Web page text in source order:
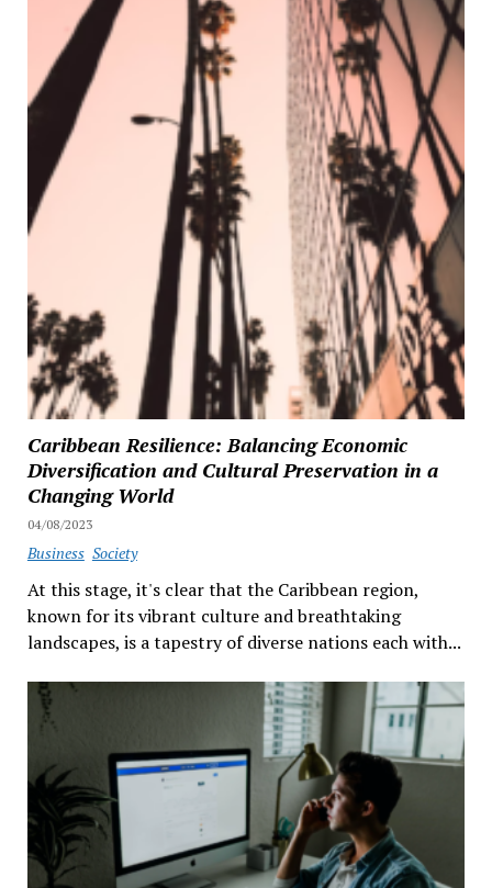
Caribbean Resilience: Balancing Economic
Diversification and Cultural Preservation in a
Changing World
04/08/2023
Business Society
At this stage, it's clear that the Caribbean region,
known for its vibrant culture and breathtaking
landscapes, is a tapestry of diverse nations each with...